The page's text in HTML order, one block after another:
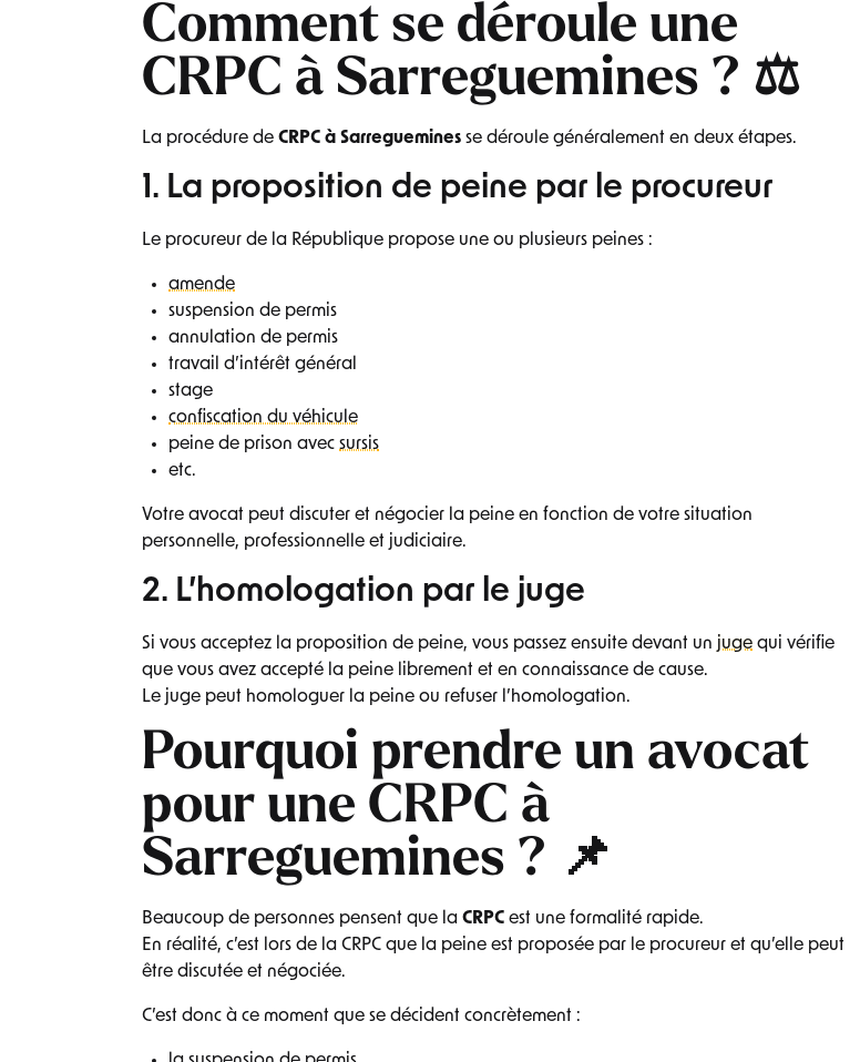
Comment se déroule une
CRPC à Sarreguemines ? ⚖️
La procédure de CRPC à Sarreguemines se déroule généralement en deux étapes.
1. La proposition de peine par le procureur
Le procureur de la République propose une ou plusieurs peines :
amende
suspension de permis
annulation de permis
travail d’intérêt général
stage
confiscation du véhicule
peine de prison avec sursis
etc.
Votre avocat peut discuter et négocier la peine en fonction de votre situation
personnelle, professionnelle et judiciaire.
2. L’homologation par le juge
Si vous acceptez la proposition de peine, vous passez ensuite devant un juge qui vérifie
que vous avez accepté la peine librement et en connaissance de cause.
Le juge peut homologuer la peine ou refuser l’homologation.
Pourquoi prendre un avocat
pour une CRPC à
Sarreguemines ? 📌
Beaucoup de personnes pensent que la CRPC est une formalité rapide.
En réalité, c’est lors de la CRPC que la peine est proposée par le procureur et qu’elle peut
être discutée et négociée.
C’est donc à ce moment que se décident concrètement :